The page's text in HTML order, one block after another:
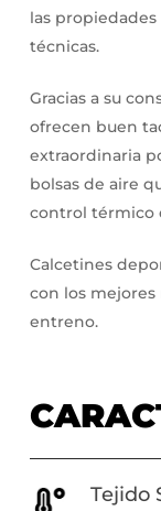
las
técnicas.
Gracias a su
ofrecen buen
extraordinaria
bolsas de aire
control térmico
Calcetines
con los mejores
entreno.
Tejido